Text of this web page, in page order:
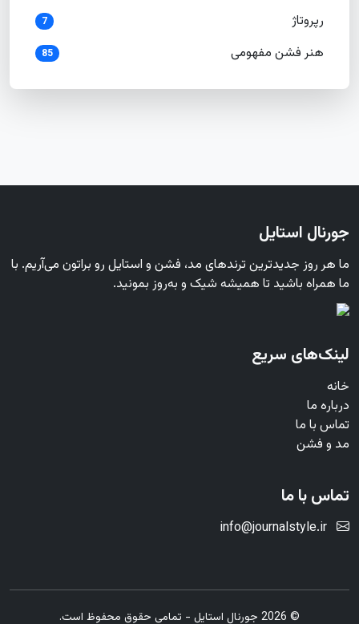
رپروتاژ 7
هنر فشن مفهومی 85
جورنال استایل
ما هر روز جدیدترین ترندهای مد، فشن و استایل رو براتون می‌آریم. با
ما همراه باشید تا همیشه شیک و به‌روز بمونید.
لینک‌های سریع
خانه
درباره ما
تماس با ما
مد و فشن
تماس با ما
info@journalstyle.ir
© 2026 جورنال استایل - تمامی حقوق محفوظ است.